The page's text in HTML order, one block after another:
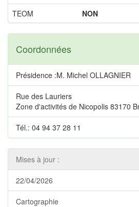
TEOM NON
Coordonnées
Présidence :M. Michel OLLAGNIER
Rue des Lauriers
Zone d'activités de Nicopolis 83170
Tél.: 04 94 37 28 11
Mises à jour :
22/04/2026
Cartographie